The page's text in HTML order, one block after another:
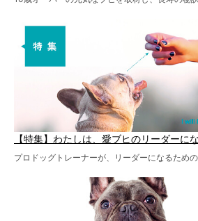
【特集】わたしは、愛ブヒのリーダーに
プロドッグトレーナーが、リーダーになるため